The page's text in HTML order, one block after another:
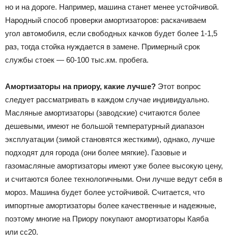
но и на дороге. Например, машина станет менее устойчивой.
Народный способ проверки амортизаторов: раскачиваем
угол автомобиля, если свободных качков будет более 1-1,5
раз, тогда стойка нуждается в замене. Примерный срок
службы стоек — 60-100 тыс.км. пробега.
Амортизаторы на приору, какие лучше? Этот вопрос
следует рассматривать в каждом случае индивидуально.
Масляные амортизаторы (заводские) считаются более
дешевыми, имеют не большой температурный диапазон
эксплуатации (зимой становятся жесткими), однако, лучше
подходят для города (они более мягкие). Газовые и
газомасляные амортизаторы имеют уже более высокую цену,
и считаются более технологичными. Они лучше ведут себя в
мороз. Машина будет более устойчивой. Считается, что
импортные амортизаторы более качественные и надежные,
поэтому многие на Приору покупают амортизаторы Каяба
или сс20.